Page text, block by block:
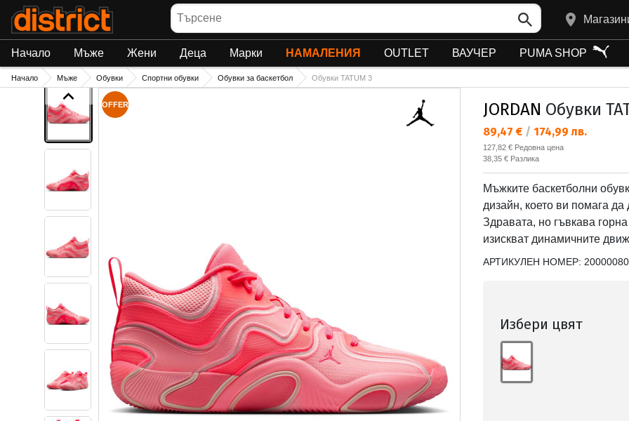
Търсене
Начало Мъже Жени Деца Марки НАМАЛЕНИЯ OUTLET ВАУЧЕР PUMA SHOP
Начало Мъже Обувки Спортни обувки Обувки за баскетбол Обувки TATUM 3
OFFER JORDAN Обувки
Текуща цена:
89,47 € / 174,99 лв.
Редовна цена:
127,82 € Редовна цена
Спестявате:
38,35 € Разлика
Мъжките баскетболни
дизайн, което ви помага
Здравата, но гъвкава
изискват динамичните
АРТИКУЛЕН НОМЕР:
Избери цвят